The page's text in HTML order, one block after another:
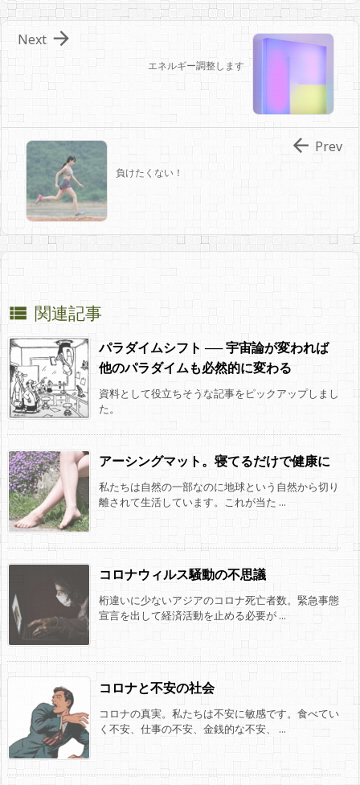
エネルギー調整します

Next
負けたくない！
 Prev
 関連記事
パラダイムシフト ── 宇宙論が変われば
他のパラダイムも必然的に変わる
資料として役立ちそうな記事をピックアップしまし
た。
アーシングマット。寝てるだけで健康に
私たちは自然の一部なのに地球という自然から切り
離されて生活しています。これが当た ...
コロナウィルス騒動の不思議
桁違いに少ないアジアのコロナ死亡者数。緊急事態
宣言を出して経済活動を止める必要が ...
コロナと不安の社会
コロナの真実。私たちは不安に敏感です。食べてい
く不安、仕事の不安、金銭的な不安、 ...